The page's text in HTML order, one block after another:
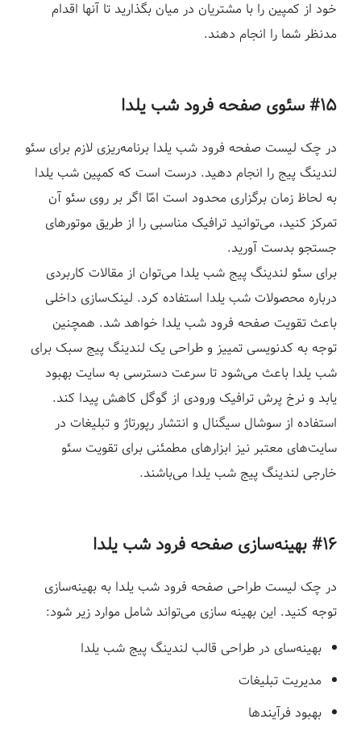
خود از کمپین را با مشتریان در میان بگذارید تا آنها اقدام
مدنظر شما را انجام دهند.
#۱۵ سئوی صفحه فرود شب یلدا
در چک لیست صفحه فرود شب یلدا برنامه‌ریزی لازم برای سئو
لندینگ پیج را انجام دهید. درست است که کمپین شب یلدا
به لحاظ زمان برگزاری محدود است امّا اگر بر روی سئو آن
تمرکز کنید، می‌توانید ترافیک مناسبی را از طریق موتورهای
جستجو بدست آورید.
برای سئو لندینگ پیج شب یلدا می‌توان از مقالات کاربردی
درباره محصولات شب یلدا استفاده کرد. لینک‌سازی داخلی
باعث تقویت صفحه فرود شب یلدا خواهد شد. همچنین
توجه به کدنویسی تمییز و طراحی یک لندینگ پیج سبک برای
شب یلدا باعث می‌شود تا سرعت دسترسی به سایت بهبود
یابد و نرخ پرش ترافیک ورودی از گوگل کاهش پیدا کند.
استفاده از سوشال سیگنال و انتشار رپورتاژ و تبلیغات در
سایت‌های معتبر نیز ابزارهای مطمئنی برای تقویت سئو
خارجی لندینگ پیج شب یلدا می‌باشند.
#۱۶ بهینه‌سازی صفحه فرود شب یلدا
در چک لیست طراحی صفحه فرود شب یلدا به بهینه‌سازی
توجه کنید. این بهینه سازی می‌تواند شامل موارد زیر شود:
بهینه‌سای در طراحی قالب لندینگ پیج شب یلدا
مدیریت تبلیغات
بهبود فرآیندها